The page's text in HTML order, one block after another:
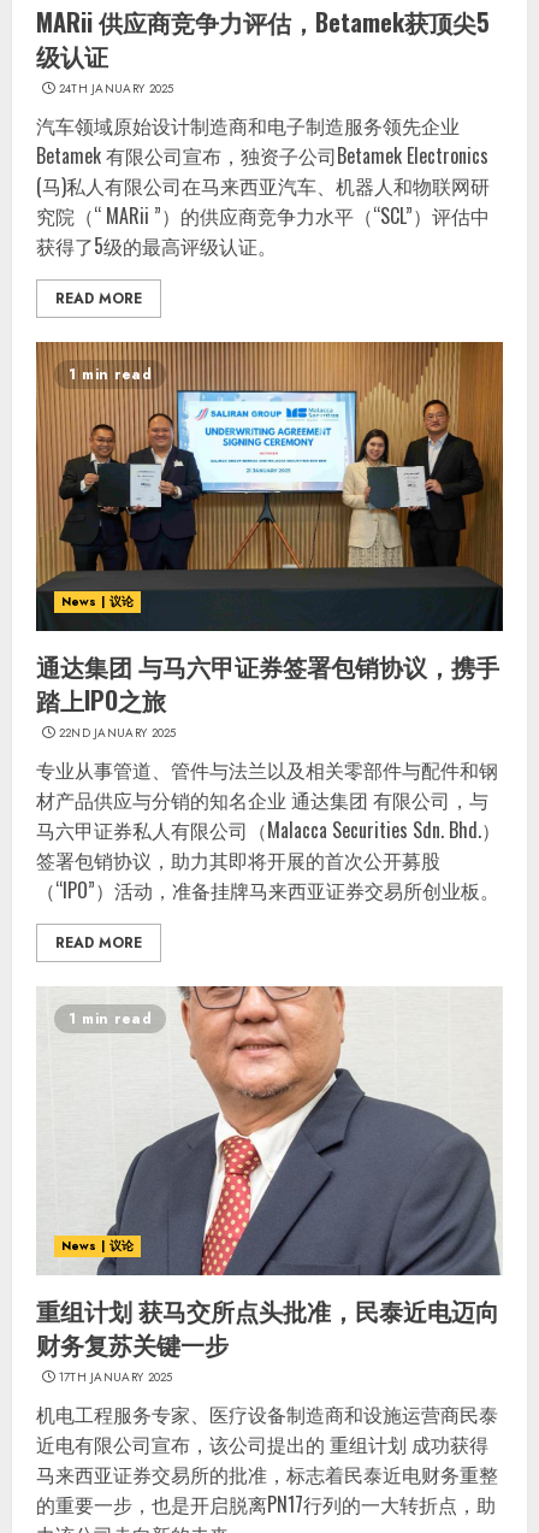
MARii 供应商竞争力评估，Betamek获顶尖5
级认证
24TH JANUARY 2025
汽车领域原始设计制造商和电子制造服务领先企业
Betamek 有限公司宣布，独资子公司Betamek Electronics
(马)私人有限公司在马来西亚汽车、机器人和物联网研
究院（“ MARii ”）的供应商竞争力水平（“SCL”）评估中
获得了5级的最高评级认证。
READ MORE
1 min read
News | 议论
通达集团 与马六甲证券签署包销协议，携手
踏上IPO之旅
22ND JANUARY 2025
专业从事管道、管件与法兰以及相关零部件与配件和钢
材产品供应与分销的知名企业 通达集团 有限公司，与
马六甲证券私人有限公司（Malacca Securities Sdn. Bhd.）
签署包销协议，助力其即将开展的首次公开募股
（“IPO”）活动，准备挂牌马来西亚证券交易所创业板。
READ MORE
1 min read
News | 议论
重组计划 获马交所点头批准，民泰近电迈向
财务复苏关键一步
17TH JANUARY 2025
机电工程服务专家、医疗设备制造商和设施运营商民泰
近电有限公司宣布，该公司提出的 重组计划 成功获得
马来西亚证券交易所的批准，标志着民泰近电财务重整
的重要一步，也是开启脱离PN17行列的一大转折点，助